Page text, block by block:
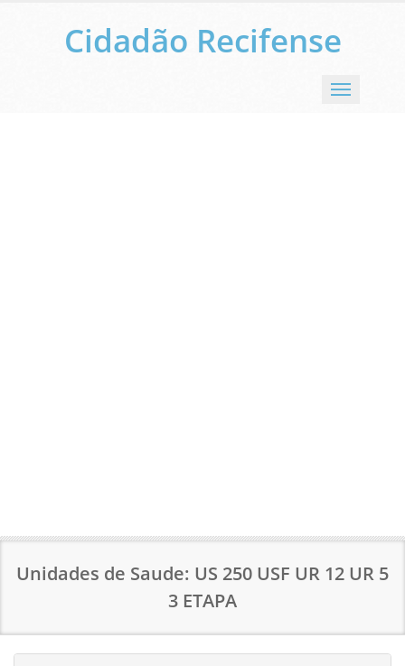
Cidadão Recifense
Menu
Unidades de Saude: US 250 USF UR 12 UR 5
3 ETAPA